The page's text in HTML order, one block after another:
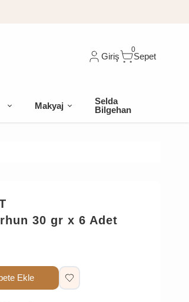
Giriş
0
Sepet
Makyaj
Selda
Bilgehan
30 gr x 6 Adet
Ekle